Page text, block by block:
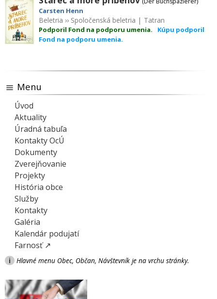
Carsten Henn
Beletria ›› Spoločenská beletria | Tatran
Podporil Fond na podporu umenia.
Kúpu podporil
Fond na podporu umenia.
Menu
Úvod
Aktuality
Úradná tabuľa
Kontakty OcÚ
Dokumenty
Zverejňovanie
Projekty
História obce
Služby
Kontakty
Galéria
Kalendár podujatí
Farnosť ↗
i Hlavné menu Obec, Občan, Návštevník je na vrchu stránky.